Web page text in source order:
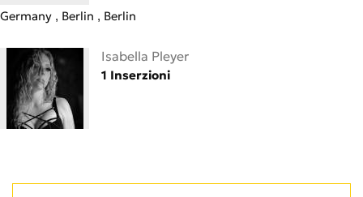
Germany Berlin Berlin
Isabella Pleyer
1 Inserzioni